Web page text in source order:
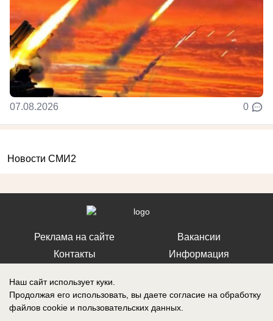
07.08.2026 0
Новости СМИ2
Реклама на сайте
Контакты
Вакансии
Информация
Наш сайт использует куки.
Продолжая его использовать, вы даете согласие на обработку
файлов cookie и пользовательских данных.